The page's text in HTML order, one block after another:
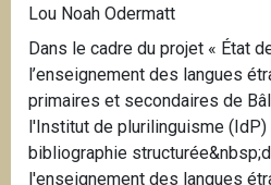
Lou Noah Odermatt
Dans le cadre du projet « État
l’enseignement des langues
primaires et secondaires de
l'Institut de plurilinguisme (IdP)
bibliographie
l'enseignement des langues